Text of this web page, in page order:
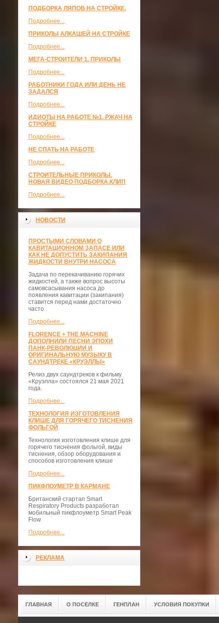
ПОДБОРКА ЛЯПОВ НА СТРОЙКЕ.
Подробнее...
ПРИКОЛЫ АЛКАШЕЙ НА СТРОЙКЕ
Подробнее...
МЕГА-СТРОИТЕЛИ 1. ПРИКОЛЫ
Подробнее...
РАБОТНИКИ ГОДА ИЛИ ДЕНЬ НЕ
ЗАДАЛСЯ
Подробнее...
ИДИОТЫ НА РАБОТЕ №1. РЖАЧ НА
СТРОЙКЕ
Подробнее...
НЕ СПАТЬ НА РАБОТЕ
Подробнее...
СТРОИТЕЛЬНЫЕ ПРИКОЛЫ.
НОВАЯ ВИДЕО ПОДБОРКА.КЛИП
Подробнее...
НОВОСТИ
ПРОСТЫМИ СЛОВАМИ О
КАВИТАЦИОННОМ ЗАПАСЕ ИЛИ
КАК НЕ ДОПУСТИТЬ ЗАКИПАНИЯ
ЖИДКОСТИ ВНУТРИ НАСОСА
Задача по перекачиванию горячих
жидкостей, а также вопрос высоты
самовсасывания насоса до
появления кавитации (закипания)
ставится перед нами достаточно
часто.
Подробнее...
FLORENCE + THE MACHINE
ДОПОЛНИЛИ ПЕСНИ ЭПОХИ
ПАНК-РЕВОЛЮЦИИ И
ОРИГИНАЛЬНУЮ МУЗЫКУ В
САУНДТРЕКЕ «КРУЭЛЛЫ»
Релиз двух саундтреков к фильму
«Круэлла» состоялся 21 мая 2021
года.
Подробнее...
ТЕХНОЛОГИЯ ИЗГОТОВЛЕНИЯ
КЛИШЕ ДЛЯ ГОРЯЧЕГО ТИСНЕНИЯ
ФОЛЬГОЙ
Технология изготовления клише для
горячего тиснения фольгой, виды
тиснения, обзор оборудования и
способов изготовления клише
Подробнее...
ПИКФЛОУМЕТР В КАРМАНЕ
Британский стартап Smart
Respiratory Products разработал
мобильный пикфлоуметр Smart Peak
Flow
Подробнее...
РЕКЛАМА
ГЛАВНАЯ О ПОСЕЛКЕ ГЕНПЛАН УСЛОВИЯ ПОКУПКИ